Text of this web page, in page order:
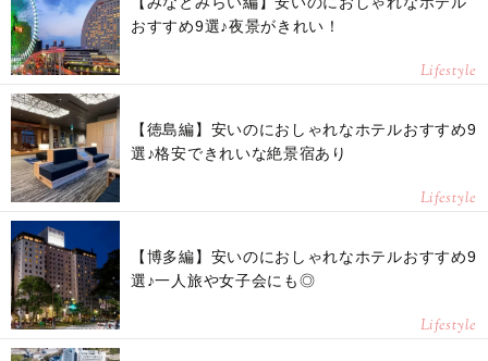
おすすめ9選♪夜景がきれい！
Lifestyle
【徳島編】安いのにおしゃれなホテルおすすめ9
選♪格安できれいな絶景宿あり
Lifestyle
【博多編】安いのにおしゃれなホテルおすすめ9
選♪一人旅や女子会にも◎
Lifestyle